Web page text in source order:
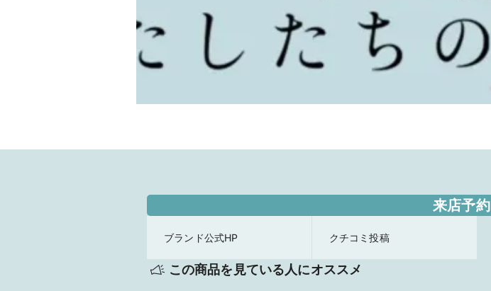
来店予約
ブランド公式HP クチコミ投稿
この商品を見ている人にオススメ